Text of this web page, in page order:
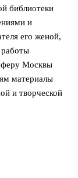
библиотеки
и
его женой,
работы
Москвы
материалы
и творческой